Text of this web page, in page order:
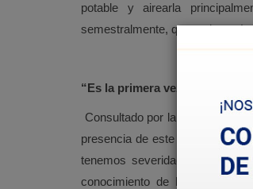
potable y airearla
semestralmente, que es los más
“Es la primera vez en 33 años
Consultado por la posibilidad
presencia de este tipo de
tenemos severidad que esto
conocimiento de las